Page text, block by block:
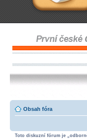
Obsah fóra
Toto diskuzní fórum je